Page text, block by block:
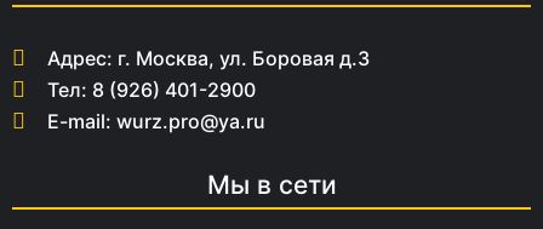
Адрес: г. Москва, ул. Боровая д.3
Тел: 8 (926) 401-2900
E-mail: wurz.pro@ya.ru
Мы в сети